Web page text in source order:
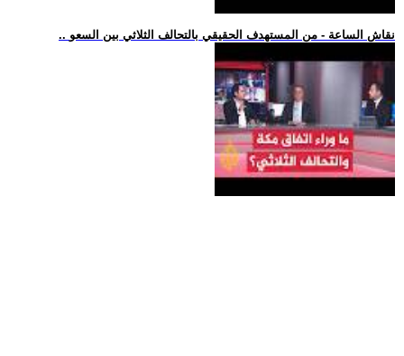
.. نقاش الساعة - من المستهدف الحقيقي بالتحالف الثلاثي بين السعو